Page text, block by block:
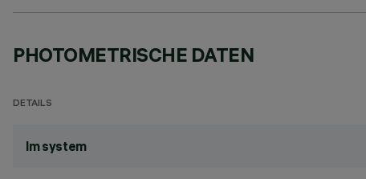
PHOTOMETRISCHE DATEN
DETAILS
lm system